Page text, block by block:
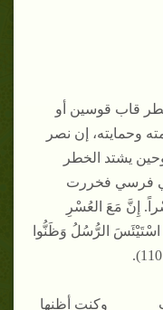
قاب قوسين أو
وحمايته، إن نصر
يشتد الخطر
فرسي فخررت
إِنَّ مَعَ العُسْرِ
{حَتَّى إِذَا اسْتَيْئَسَ الرُّسُلُ وَظَنُّوا
وكنت أظنها